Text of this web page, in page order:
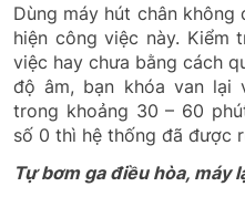
Dùng máy hút chân
hiện công việc này. Kiểm
việc hay chưa bằng cách
độ âm, bạn khóa van lại
trong khoảng 30 – 60
số 0 thì hệ thống đã được
Tự bơm ga điều hòa, máy